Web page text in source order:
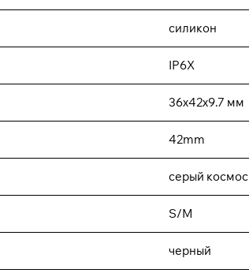
силикон
IP6X
36x42x9.7 мм
42mm
cерый космос
S/M
черный